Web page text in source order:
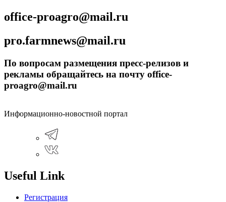
office-proagro@mail.ru
pro.farmnews@mail.ru
По вопросам размещения пресс-релизов и
рекламы обращайтесь на почту office-
proagro@mail.ru
Информационно-новостной портал
Useful Link
Регистрация